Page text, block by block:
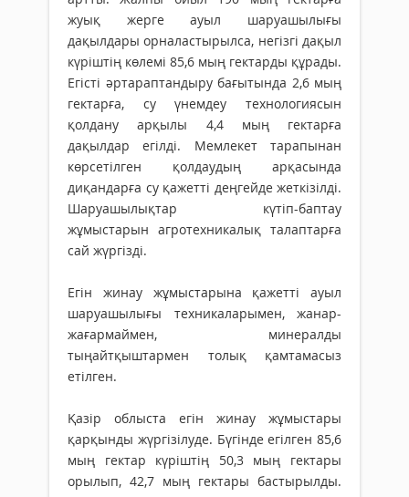
жуық жерге ауыл шаруашылығы
дақылдары орналастырылса, негізгі дақыл
күрiштің көлемі 85,6 мың гектарды құрады.
Егісті әртараптандыру бағытында 2,6 мың
гектарға, су үнемдеу технологиясын
қолдану арқылы 4,4 мың гектарға
дақылдар егілді. Мемлекет тарапынан
көрсетілген қолдаудың арқасында
диқандарға су қажетті деңгейде жеткізілді.
Шаруашылықтар күтіп-баптау
жұмыстарын агротехникалық талаптарға
сай жүргізді.
Егін жинау жұмыстарына қажетті ауыл
шаруашылығы техникаларымен, жанар-
жағармаймен, минералды
тыңайтқыштармен толық қамтамасыз
етілген.
Қазір облыста егін жинау жұмыстары
қарқынды жүргізілуде. Бүгінде егілген 85,6
мың гектар күріштің 50,3 мың гектары
орылып, 42,7 мың гектары бастырылды.